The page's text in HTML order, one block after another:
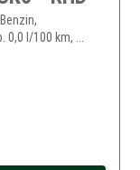
l/100 km, ...